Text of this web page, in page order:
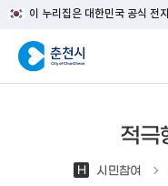
이 누리집은 대한민국 공식 전
적극
H 시민참여